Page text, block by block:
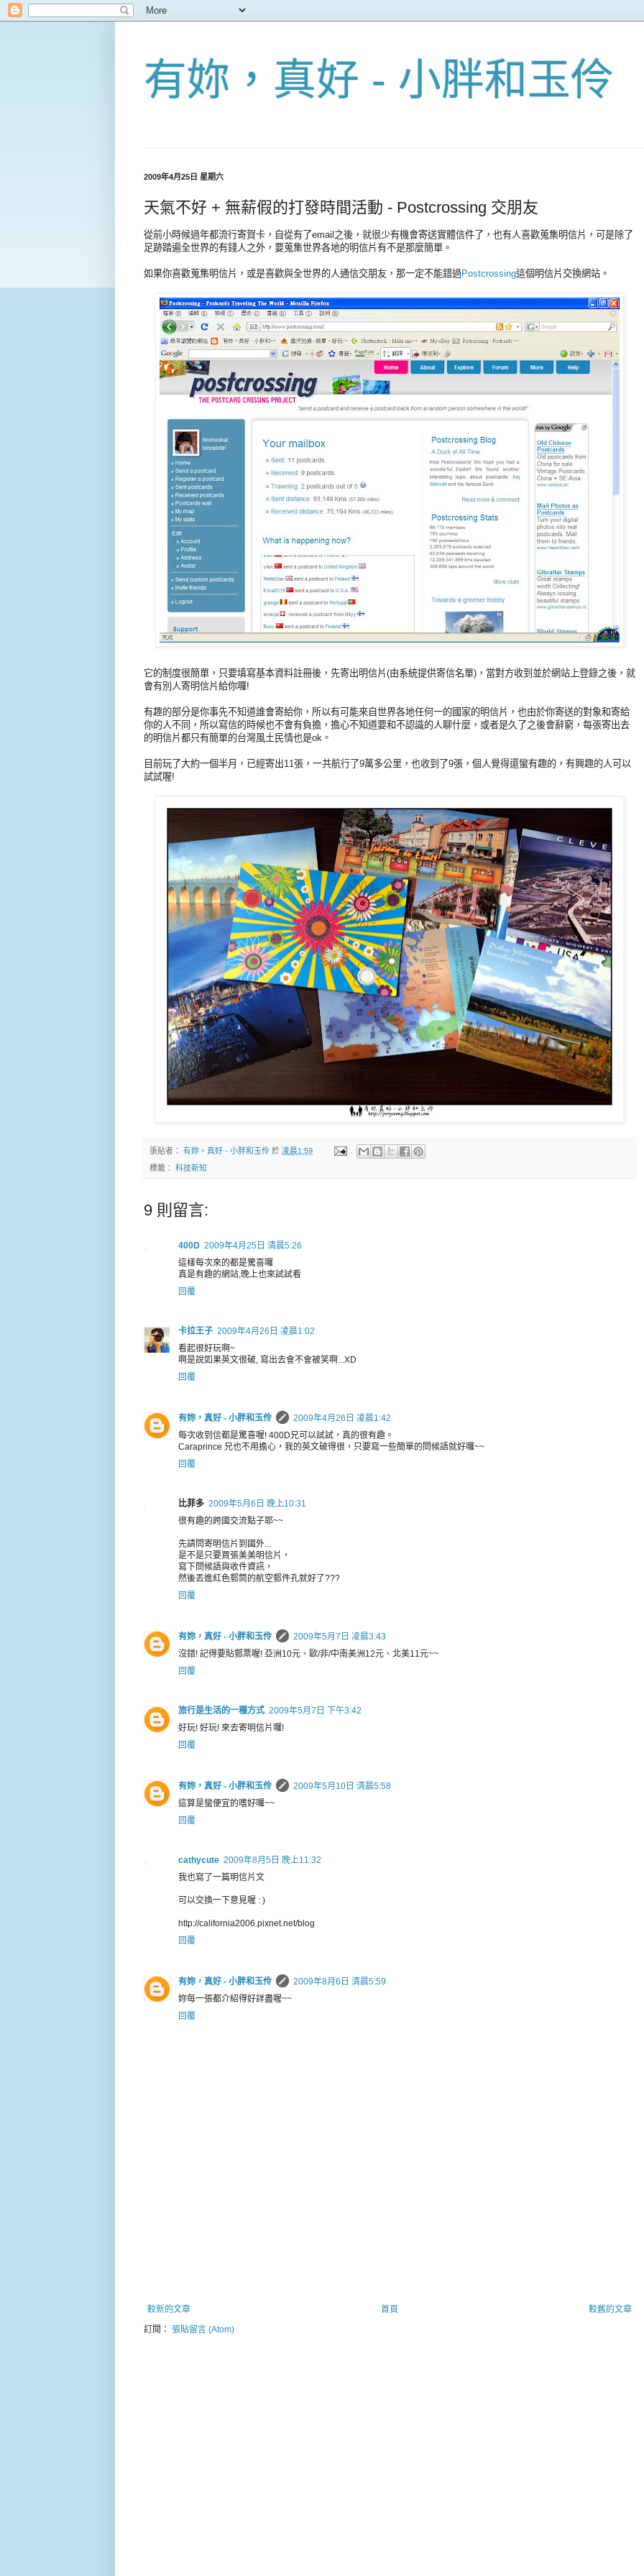
有妳，真好 - 小胖和玉伶
2009年4月25日 星期六
天氣不好 + 無薪假的打發時間活動 - Postcrossing 交朋友
從前小時候過年都流行寄賀卡，自從有了email之後，就很少有機會寄送實體信件了，也有人喜歡蒐集明信片，可是除了
足跡踏遍全世界的有錢人之外，要蒐集世界各地的明信片有不是那麼簡單。
如果你喜歡蒐集明信片，或是喜歡與全世界的人通信交朋友，那一定不能錯過Postcrossing這個明信片交換網站。
它的制度很簡單，只要填寫基本資料註冊後，先寄出明信片(由系統提供寄信名單)，當對方收到並於網站上登錄之後，就
會有別人寄明信片給你囉!
有趣的部分是你事先不知道誰會寄給你，所以有可能來自世界各地任何一的國家的明信片，也由於你寄送的對象和寄給
你的人不同，所以寫信的時候也不會有負擔，擔心不知道要和不認識的人聊什麼，或者是久了之後會辭窮，每張寄出去
的明信片都只有簡單的台灣風土民情也是ok。
目前玩了大約一個半月，已經寄出11張，一共航行了9萬多公里，也收到了9張，個人覺得還蠻有趣的，有興趣的人可以
試試喔!
張貼者： 有妳，真好 - 小胖和玉伶 於 凌晨1:59
標籤： 科技新知
9 則留言:
400D 2009年4月25日 清晨5:26
這樣每次來的都是驚喜囉
真是有趣的網站,晚上也來試試看
回覆
卡拉王子 2009年4月26日 凌晨1:02
看起很好玩啊~
啊是說如果英文很破, 寫出去會不會被笑啊...XD
回覆
有妳，真好 - 小胖和玉伶
2009年4月26日 凌晨1:42
每次收到信都是驚喜喔! 400D兄可以試試，真的很有趣。
Caraprince 兄也不用擔心，我的英文破得很，只要寫一些簡單的問候語就好囉~~
回覆
比菲多 2009年5月6日 晚上10:31
很有趣的跨國交流點子耶~~
先請問寄明信片到國外...
是不是只要買張美美明信片，
寫下問候語與收件資訊，
然後丟進紅色郵筒的航空郵件孔就好了???
回覆
有妳，真好 - 小胖和玉伶
2009年5月7日 凌晨3:43
沒錯! 記得要貼郵票喔! 亞洲10元、歐/非/中南美洲12元、北美11元~~
回覆
旅行是生活的一種方式 2009年5月7日 下午3:42
好玩! 好玩! 來去寄明信片囉!
回覆
有妳，真好 - 小胖和玉伶
2009年5月10日 清晨5:58
這算是蠻便宜的嗜好囉~~
回覆
cathycute 2009年8月5日 晚上11:32
我也寫了一篇明信片文
可以交換一下意見喔 : )
http://california2006.pixnet.net/blog
回覆
有妳，真好 - 小胖和玉伶
2009年8月6日 清晨5:59
妳每一張都介紹得好詳盡喔~~
回覆
較新的文章 較舊的文章
首頁
訂閱： 張貼留言 (Atom)